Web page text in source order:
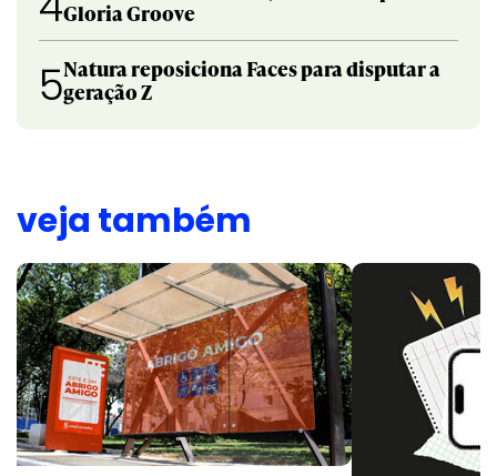
Gloria Groove
5Natura reposiciona Faces para disputar a
geração Z
veja também